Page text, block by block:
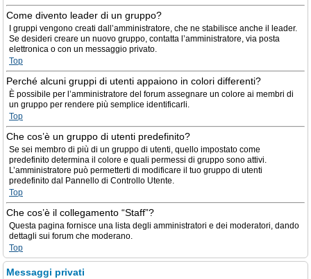
Come divento leader di un gruppo?
I gruppi vengono creati dall’amministratore, che ne stabilisce anche il leader.
Se desideri creare un nuovo gruppo, contatta l’amministratore, via posta
elettronica o con un messaggio privato.
Top
Perché alcuni gruppi di utenti appaiono in colori differenti?
È possibile per l’amministratore del forum assegnare un colore ai membri di
un gruppo per rendere più semplice identificarli.
Top
Che cos’è un gruppo di utenti predefinito?
Se sei membro di più di un gruppo di utenti, quello impostato come
predefinito determina il colore e quali permessi di gruppo sono attivi.
L’amministratore può permetterti di modificare il tuo gruppo di utenti
predefinito dal Pannello di Controllo Utente.
Top
Che cos’è il collegamento “Staff”?
Questa pagina fornisce una lista degli amministratori e dei moderatori, dando
dettagli sui forum che moderano.
Top
Messaggi privati